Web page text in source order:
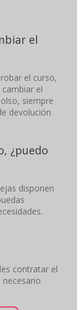
el
el curso,
el
siempre
devolución
¿puedo
disponen
contratar el
necesario